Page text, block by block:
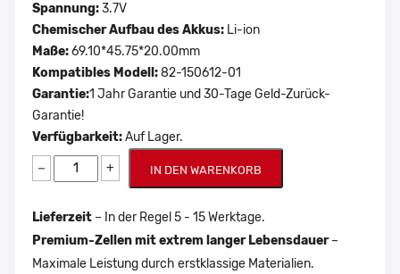
Spannung:3.7V
Chemischer Aufbau des Akkus: Li-ion
Maße:69.10*45.75*20.00mm
Kompatibles Modell:82-150612-01
Garantie:1 Jahr Garantie und 30-Tage Geld-Zurück-
Garantie!
Verfügbarkeit:Auf Lager.
− + IN DEN WARENKORB
Lieferzeit – In der Regel 5 - 15 Werktage.
Premium-Zellen mit extrem langer Lebensdauer–
Maximale Leistung durch erstklassige Materialien.